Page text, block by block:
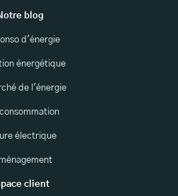
blog
d'énergie
énergétique
de l'énergie
électrique
client